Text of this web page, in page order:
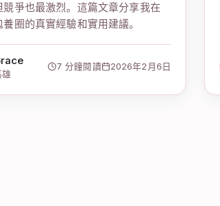
競爭也最激烈。這篇文章分享我在
養圈的真實經驗和實用建議。
雄
7 分鐘閱讀 2026年2月6日